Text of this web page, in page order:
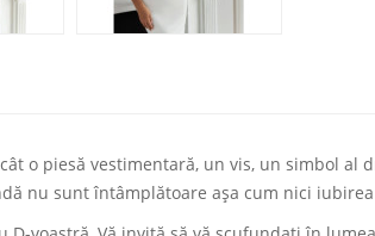
o piesă vestimentară, un vis, un simbol
nu sunt întâmplătoare aşa cum nici